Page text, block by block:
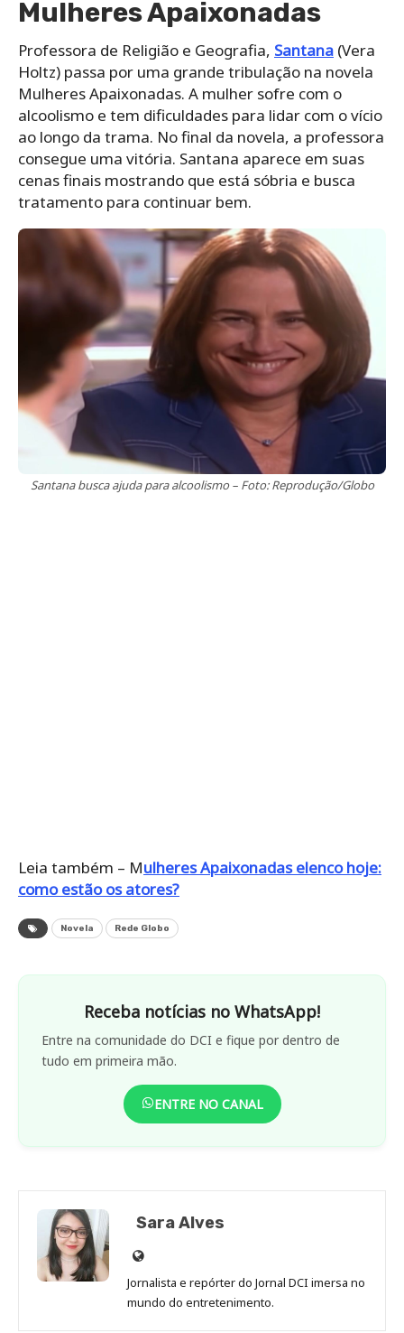
Mulheres Apaixonadas
Professora de Religião e Geografia, Santana (Vera
Holtz) passa por uma grande tribulação na novela
Mulheres Apaixonadas. A mulher sofre com o
alcoolismo e tem dificuldades para lidar com o vício
ao longo da trama. No final da novela, a professora
consegue uma vitória. Santana aparece em suas
cenas finais mostrando que está sóbria e busca
tratamento para continuar bem.
Santana busca ajuda para alcoolismo – Foto: Reprodução/Globo
Leia também – Mulheres Apaixonadas elenco hoje:
como estão os atores?
Novela Rede Globo
Receba notícias no WhatsApp!
Entre na comunidade do DCI e fique por dentro de
tudo em primeira mão.
ENTRE NO CANAL
Sara Alves
Site
de
Sara
Jornalista e repórter do Jornal DCI imersa no
mundo do entretenimento.